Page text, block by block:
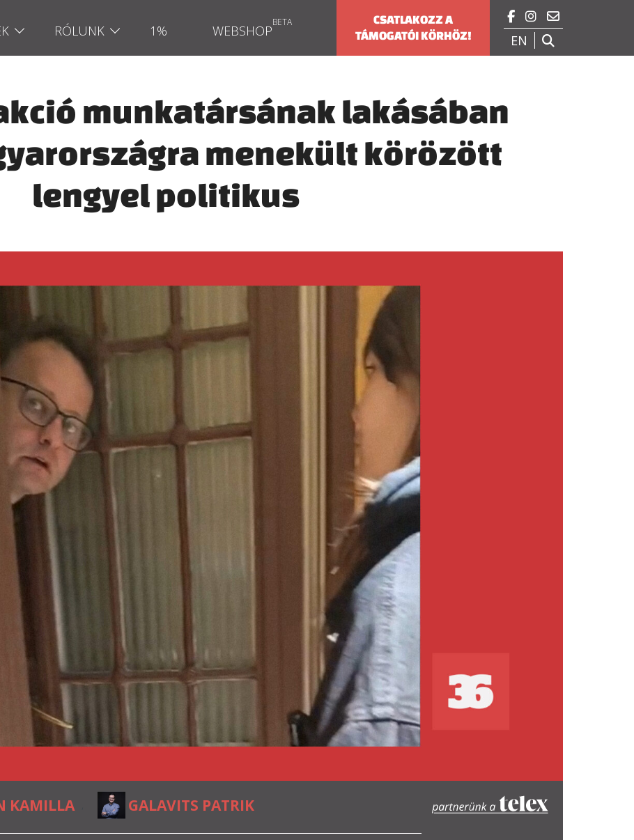
RÓLUNK 1% WEBSHOP
  
EN 
CSATLAKOZZ A
TÁMOGATÓI KÖRHÖZ!
munkatársának lakásában
menekült körözött
lengyel politikus
KAMILLA GALAVITS PATRIK